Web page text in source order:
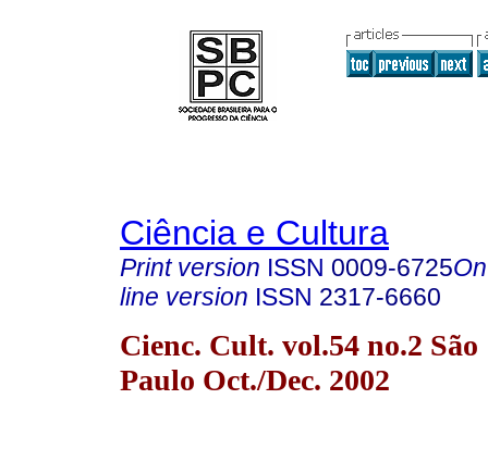
Ciência e Cultura
Print version ISSN 0009-6725
line version ISSN 2317-6660
Cienc. Cult. vol.54 no.2 São
Paulo Oct./Dec. 2002